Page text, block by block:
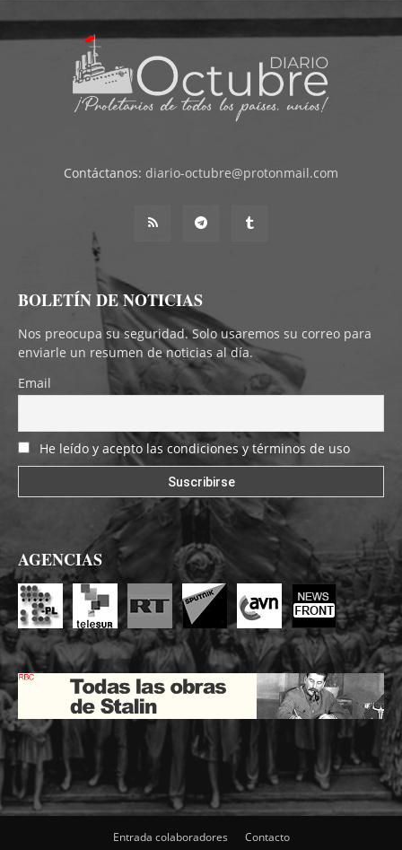
Contáctanos: diario-octubre@protonmail.com
BOLETÍN DE NOTICIAS
Nos preocupa su seguridad. Solo usaremos su correo para
enviarle un resumen de noticias al día.
Email
He leído y acepto las condiciones y términos de uso
AGENCIAS
Entrada colaboradores Contacto